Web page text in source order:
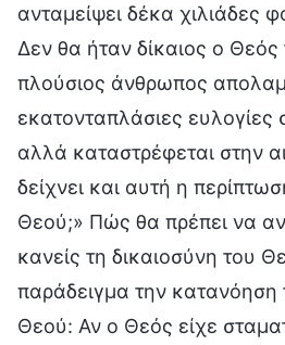
ανταμείψει δέκα χιλιάδες
Δεν θα ήταν δίκαιος ο Θεός
πλούσιος άνθρωπος
εκατονταπλάσιες ευλογίες
αλλά καταστρέφεται στην
δείχνει και αυτή η
Θεού;» Πώς θα πρέπει να
κανείς τη δικαιοσύνη του
παράδειγμα την κατανόηση
Θεού: Αν ο Θεός είχε